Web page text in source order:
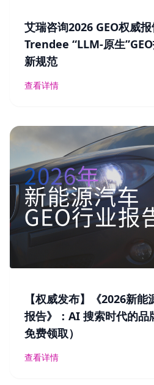
艾瑞咨询2026 GEO权威
Trendee “LLM-原生
新规范
查看详情
【权威发布】《2026新
报告》：AI 搜索时代的品
免费领取）
查看详情